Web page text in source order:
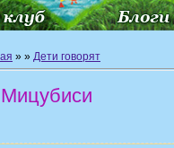
» » Дети говорят
Мицубиси